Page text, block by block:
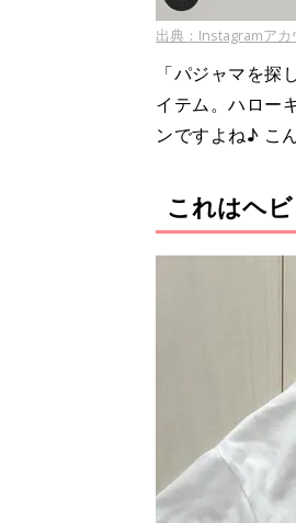
出典：Instagramアカ
「パジャマを
イテム。ハロー
ンですよね♪ こ
これはヘ